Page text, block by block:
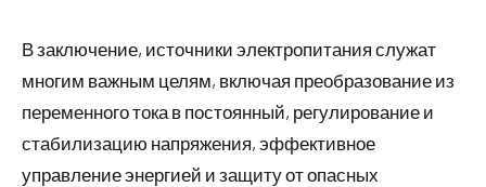
В заключение, источники электропитания служат
многим важным целям, включая преобразование из
переменного тока в постоянный, регулирование и
стабилизацию напряжения, эффективное
управление энергией и защиту от опасных